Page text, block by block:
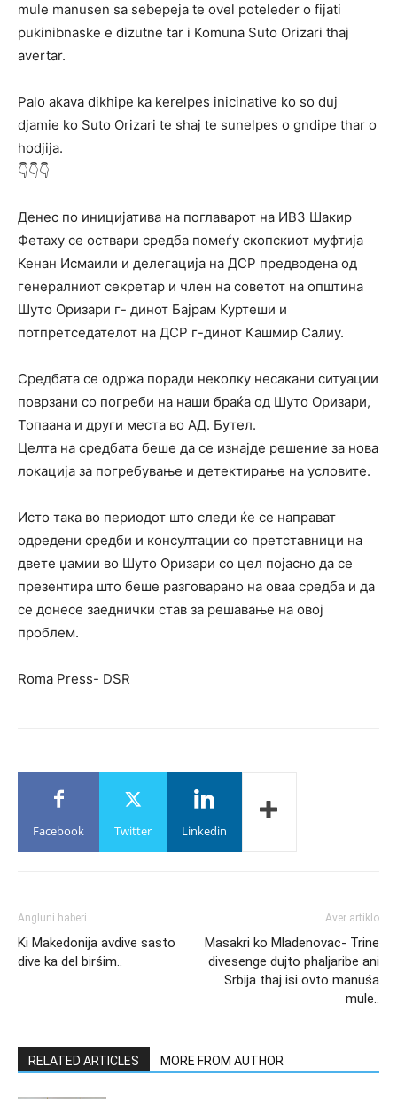
mule manusen sa sebepeja te ovel poteleder o fijati
pukinibnaske e dizutne tar i Komuna Suto Orizari thaj
avertar.
Palo akava dikhipe ka kerelpes inicinative ko so duj
djamie ko Suto Orizari te shaj te sunelpes o gndipe thar o
hodjija.
👇👇👇
Денес по иницијатива на поглаварот на ИВЗ Шакир
Фетаху се оствари средба помеѓу скопскиот муфтија
Кенан Исмаили и делегација на ДСР предводена од
генералниот секретар и член на советот на општина
Шуто Оризари г- динот Бајрам Куртеши и
потпретседателот на ДСР г-динот Кашмир Салиу.
Средбата се одржа поради неколку несакани ситуации
поврзани со погреби на наши браќа од Шуто Оризари,
Топаана и други места во АД. Бутел.
Целта на средбата беше да се изнајде решение за нова
локација за погребување и детектирање на условите.
Исто така во периодот што следи ќе се направат
одредени средби и консултации со претставници на
двете џамии во Шуто Оризари со цел појасно да се
презентира што беше разговарано на оваа средба и да
се донесе заеднички став за решавање на овој
проблем.
Roma Press- DSR
Facebook Twitter Linkedin
Angluni haberi
Ki Makedonija avdive sasto
dive ka del birśim..
Aver artiklo
Masakri ko Mladenovac- Trine
divesenge dujto phaljaribe ani
Srbija thaj isi ovto manuśa
mule..
RELATED ARTICLES MORE FROM AUTHOR